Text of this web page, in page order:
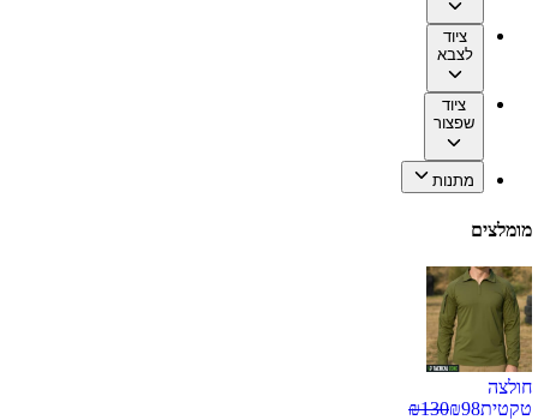
ציוד
לצבא
ציוד
שפצור
מתנות
מומלצים
חולצה
טקטית
₪98
₪130